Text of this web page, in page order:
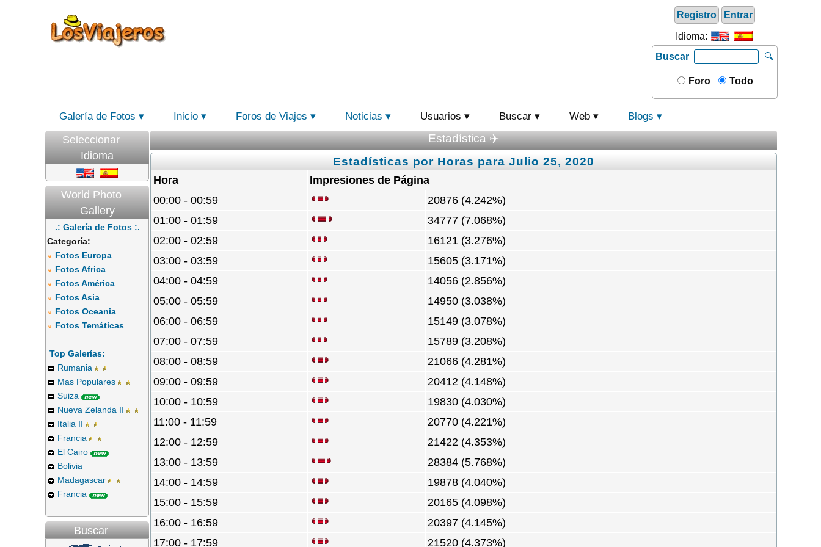
Registro Entrar
Idioma:
Buscar
🔍
Foro Todo
Galería de Fotos Inicio Foros de Viajes Noticias Usuarios Buscar Web Blogs
Seleccionar
Idioma
World Photo
Gallery
.: Galería de Fotos :.
Categoría:
Fotos Europa
Fotos Africa
Fotos América
Fotos Asia
Fotos Oceania
Fotos Temáticas
Top Galerías:
Rumania
Mas Populares
Suiza
Nueva Zelanda II
Italia II
Francia
El Cairo
Bolivia
Madagascar
Francia
Buscar
Estadística ✈️
Estadísticas por Horas para Julio 25, 2020
Hora
Impresiones de Página
00:00 - 00:59
20876 (4.242%)
01:00 - 01:59
34777 (7.068%)
02:00 - 02:59
16121 (3.276%)
03:00 - 03:59
15605 (3.171%)
04:00 - 04:59
14056 (2.856%)
05:00 - 05:59
14950 (3.038%)
06:00 - 06:59
15149 (3.078%)
07:00 - 07:59
15789 (3.208%)
08:00 - 08:59
21066 (4.281%)
09:00 - 09:59
20412 (4.148%)
10:00 - 10:59
19830 (4.030%)
11:00 - 11:59
20770 (4.221%)
12:00 - 12:59
21422 (4.353%)
13:00 - 13:59
28384 (5.768%)
14:00 - 14:59
19878 (4.040%)
15:00 - 15:59
20165 (4.098%)
16:00 - 16:59
20397 (4.145%)
17:00 - 17:59
21520 (4.373%)